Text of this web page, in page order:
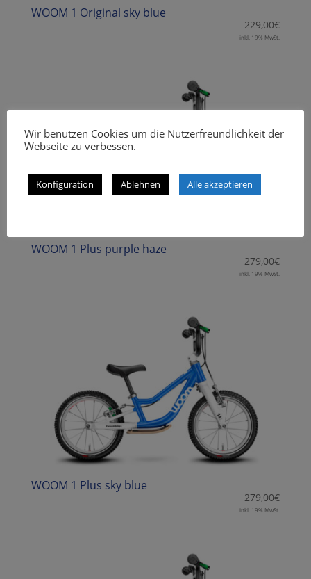
WOOM 1 Original sky blue
229,00€
inkl. 19% MwSt.
WOOM 1 Plus purple haze
279,00€
inkl. 19% MwSt.
WOOM 1 Plus sky blue
279,00€
inkl. 19% MwSt.
Wir benutzen Cookies um die Nutzerfreundlichkeit der
Webseite zu verbessen.
Konfiguration Ablehnen Alle akzeptieren